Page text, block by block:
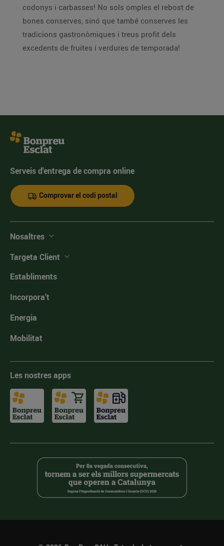
codonys i carbasses! No sols omples el rebost de
bones conserves, sinó que també conserves les
tradicions gastronòmiques i treus profit dels
excedents de fruites i verdures de temporada!
Serveis d'entrega de compra online
Comprovar el codi postal
Nosaltres
Targeta Client
Establiments
Incorpora't
Energia
Mobilitat
Les nostres apps